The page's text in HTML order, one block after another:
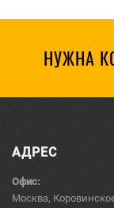
НУЖНА
АДРЕС
Офис:
Москва,